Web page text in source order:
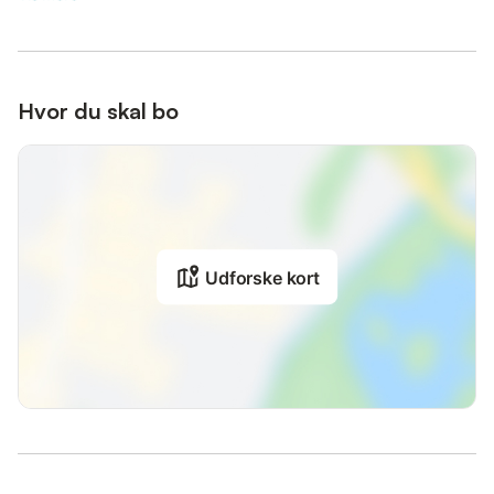
Hvor du skal bo
Udforske kort